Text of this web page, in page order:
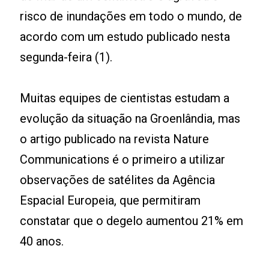
risco de inundações em todo o mundo, de
acordo com um estudo publicado nesta
segunda-feira (1).
Muitas equipes de cientistas estudam a
evolução da situação na Groenlândia, mas
o artigo publicado na revista Nature
Communications é o primeiro a utilizar
observações de satélites da Agência
Espacial Europeia, que permitiram
constatar que o degelo aumentou 21% em
40 anos.